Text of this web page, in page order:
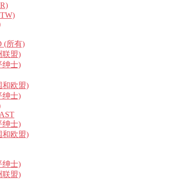
(所有)
联盟)
绅士)
和欧盟)
绅士)
绅士)
和欧盟)
绅士)
联盟)